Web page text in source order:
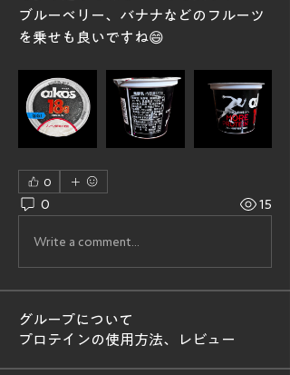
ブルーベリー、バナナなどのフルーツ
を乗せも良いですね😄
0
0 15
Write a comment...
グループについて
プロテインの使用方法、レビュー